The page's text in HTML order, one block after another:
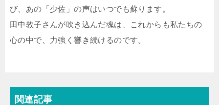
び、あの「少佐」の声はいつでも蘇ります。
田中敦子さんが吹き込んだ魂は、これからも私たちの
心の中で、力強く響き続けるのです。
関連記事